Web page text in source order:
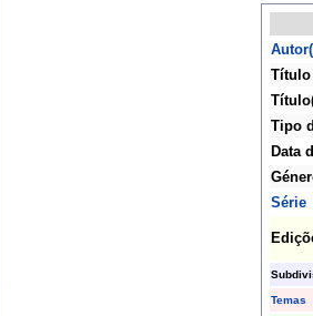
Tipo
Data
Série
Temas